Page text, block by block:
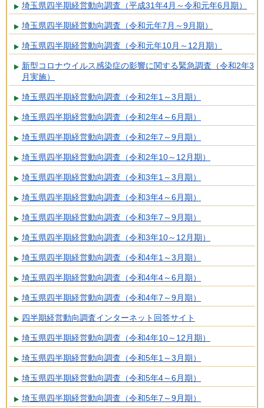
埼玉県四半期経営動向調査（平成31年4月～令和元年6月期）
埼玉県四半期経営動向調査（令和元年7月～9月期）
埼玉県四半期経営動向調査（令和元年10月～12月期）
新型コロナウイルス感染症の影響に関する緊急調査（令和2年3
月実施）
埼玉県四半期経営動向調査（令和2年1～3月期）
埼玉県四半期経営動向調査（令和2年4～6月期）
埼玉県四半期経営動向調査（令和2年7～9月期）
埼玉県四半期経営動向調査（令和2年10～12月期）
埼玉県四半期経営動向調査（令和3年1～3月期）
埼玉県四半期経営動向調査（令和3年4～6月期）
埼玉県四半期経営動向調査（令和3年7～9月期）
埼玉県四半期経営動向調査（令和3年10～12月期）
埼玉県四半期経営動向調査（令和4年1～3月期）
埼玉県四半期経営動向調査（令和4年4～6月期）
埼玉県四半期経営動向調査（令和4年7～9月期）
四半期経営動向調査インターネット回答サイト
埼玉県四半期経営動向調査（令和4年10～12月期）
埼玉県四半期経営動向調査（令和5年1～3月期）
埼玉県四半期経営動向調査（令和5年4～6月期）
埼玉県四半期経営動向調査（令和5年7～9月期）